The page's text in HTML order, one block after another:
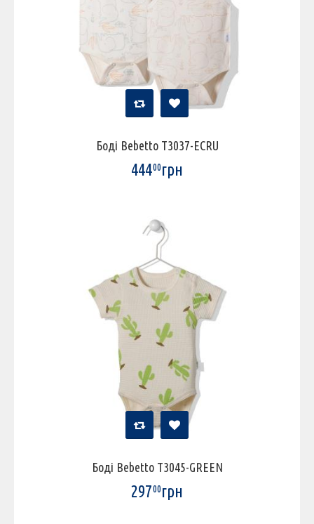
Боді Bebetto T3037-ECRU
44400грн
Боді Bebetto T3045-GREEN
29700грн